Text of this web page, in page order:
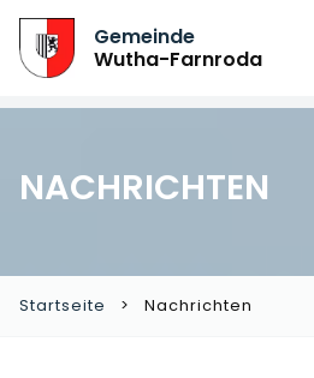
Gemeinde
Wutha-Farnroda
NACHRICHTEN
Startseite Nachrichten